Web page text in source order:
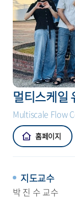
멀티스케일
Multiscale Flow
홈페이지
지도교수
박 진 수 교수